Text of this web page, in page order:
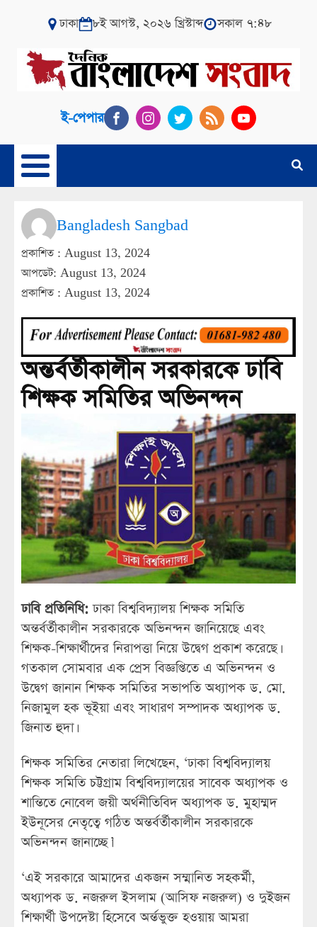
ঢাকা ৮ই আগস্ট, ২০২৬ খ্রিস্টাব্দ সকাল ৭:৪৮
ই-পেপার
Bangladesh Sangbad
প্রকাশিত : August 13, 2024
আপডেট: August 13, 2024
প্রকাশিত : August 13, 2024
অন্তর্বর্তীকালীন সরকারকে ঢাবি
শিক্ষক সমিতির অভিনন্দন
ঢাবি প্রতিনিধি: ঢাকা বিশ্ববিদ্যালয় শিক্ষক সমিতি
অন্তর্বর্তীকালীন সরকারকে অভিনন্দন জানিয়েছে এবং
শিক্ষক-শিক্ষার্থীদের নিরাপত্তা নিয়ে উদ্বেগ প্রকাশ করেছে।
গতকাল সোমবার এক প্রেস বিজ্ঞপ্তিতে এ অভিনন্দন ও
উদ্বেগ জানান শিক্ষক সমিতির সভাপতি অধ্যাপক ড. মো.
নিজামুল হক ভূইয়া এবং সাধারণ সম্পাদক অধ্যাপক ড.
জিনাত হুদা।
শিক্ষক সমিতির নেতারা লিখেছেন, ‘ঢাকা বিশ্ববিদ্যালয়
শিক্ষক সমিতি চট্টগ্রাম বিশ্ববিদ্যালয়ের সাবেক অধ্যাপক ও
শান্তিতে নোবেল জয়ী অর্থনীতিবিদ অধ্যাপক ড. মুহাম্মদ
ইউনূসের নেতৃত্বে গঠিত অন্তর্বর্তীকালীন সরকারকে
অভিনন্দন জানাচ্ছে।’
‘এই সরকারে আমাদের একজন সম্মানিত সহকর্মী,
অধ্যাপক ড. নজরুল ইসলাম (আসিফ নজরুল) ও দুইজন
শিক্ষার্থী উপদেষ্টা হিসেবে অর্ন্তভুক্ত হওয়ায় আমরা